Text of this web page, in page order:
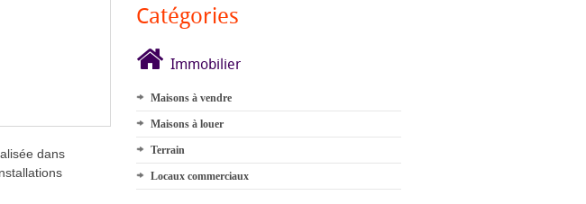
dans
Catégories
Immobilier
Maisons à vendre
Maisons à louer
Terrain
Locaux commerciaux